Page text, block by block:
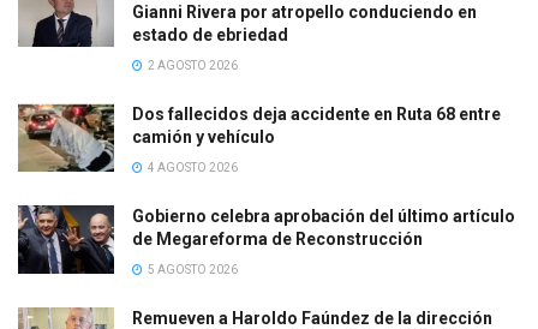
Gianni Rivera por atropello conduciendo en
estado de ebriedad
2 AGOSTO 2026
Dos fallecidos deja accidente en Ruta 68 entre
camión y vehículo
4 AGOSTO 2026
Gobierno celebra aprobación del último artículo
de Megareforma de Reconstrucción
5 AGOSTO 2026
Remueven a Haroldo Faúndez de la dirección